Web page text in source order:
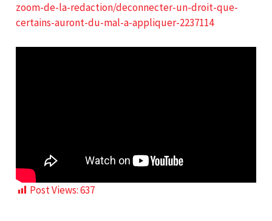
zoom-de-la-redaction/deconnecter-un-droit-que-
certains-auront-du-mal-a-appliquer-2237114
Post Views:637